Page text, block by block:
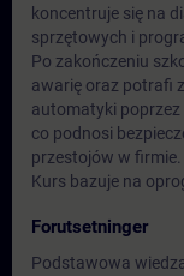
koncentruje się na
sprzętowych i
Po zakończeniu
awarię oraz potrafi
automatyki
co podnosi
przestojów w firmie.
Kurs bazuje na
Forutsetninger
Podstawowa